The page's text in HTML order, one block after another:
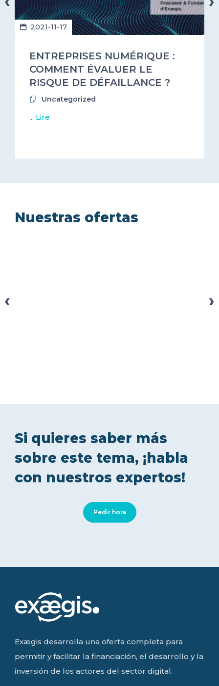
2021-11-17
ENTREPRISES NUMÉRIQUE :
COMMENT ÉVALUER LE
RISQUE DE DÉFAILLANCE ?
Uncategorized
... Lire
Nuestras ofertas
‹ ›
Pedir hora
Si quieres saber más
sobre este tema, ¡habla
con nuestros expertos!
Exægis desarrolla una oferta completa para
permitir y facilitar la financiación, el desarrollo y la
inversión de los actores del sector digital.